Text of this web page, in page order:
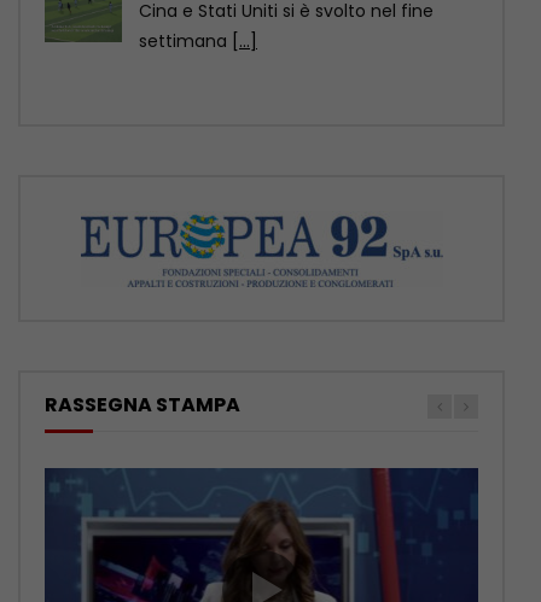
– Nuova Mercedes GLA, ancora più
elettrica e tecnologica
RASSEGNA STAMPA